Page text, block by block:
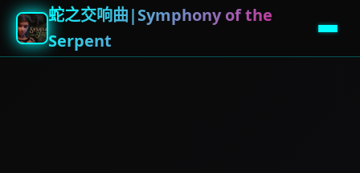
蛇之交响曲|Symphony of the
Serpent